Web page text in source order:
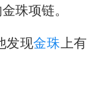
珠项链。
发现金珠上有